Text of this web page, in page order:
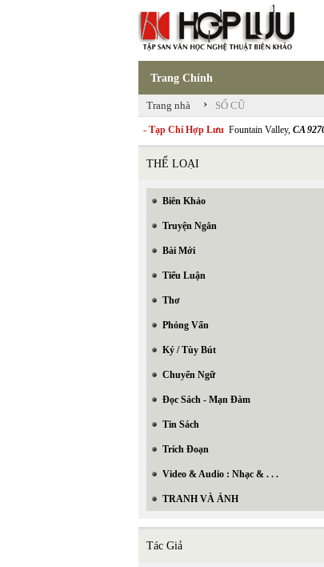
Trang Chính
Trang nhà › SỐ CŨ
- Tạp Chí Hợp Lưu Fountain Valley, CA
THỂ LOẠI
Biên Khảo
Truyện Ngắn
Bài Mới
Tiểu Luận
Thơ
Phỏng Vấn
Ký / Tùy Bút
Chuyển Ngữ
Đọc Sách - Mạn Đàm
Tin Sách
Trích Đoạn
Video & Audio : Nhạc & . . .
TRANH VÀ ẢNH
Tác Giả